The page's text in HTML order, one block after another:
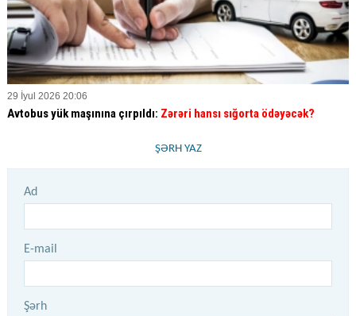
29 İyul 2026 20:06
Avtobus yük maşınına çırpıldı: Zərəri hansı sığorta ödəyəcək?
ŞƏRH YAZ
Ad
E-mail
Şərh